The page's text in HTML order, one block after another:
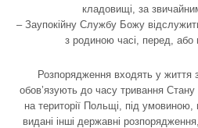
кладовищі, за
– Заупокійну Службу Божу
з родиною часі, перед, або
Розпорядження входять у життя
обов’язують до часу тривання Стану
на території Польщі, під
видані інші державні